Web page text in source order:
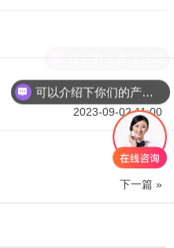
2023-09-02 11:00
下一篇 »
可以介绍下你们的产品么
现在有优惠活动吗